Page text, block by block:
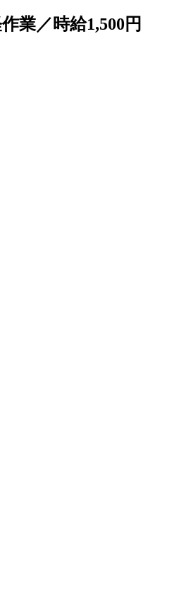
業／時給1,500円